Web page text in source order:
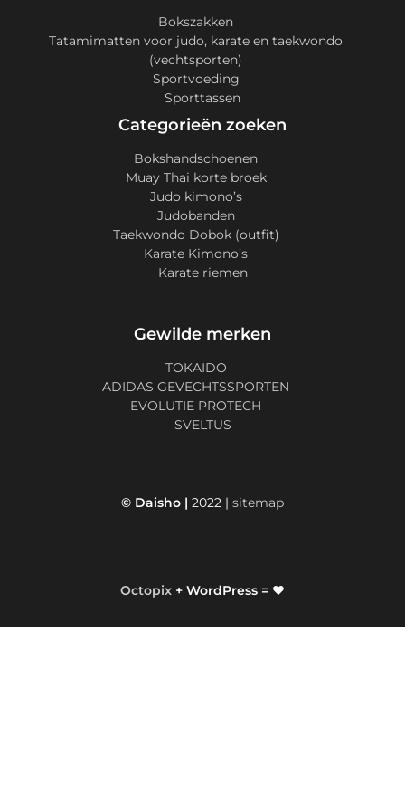
Bokszakken
Tatamimatten voor judo, karate en taekwondo
(vechtsporten)
Sportvoeding
Sporttassen
Categorieën zoeken
Bokshandschoenen
Muay Thai korte broek
Judo kimono’s
Judobanden
Taekwondo Dobok (outfit)
Karate Kimono’s
Karate riemen
Gewilde merken
TOKAIDO
ADIDAS GEVECHTSSPORTEN
EVOLUTIE PROTECH
SVELTUS
© Daisho | 2022 | sitemap
Octopix + WordPress = ❤